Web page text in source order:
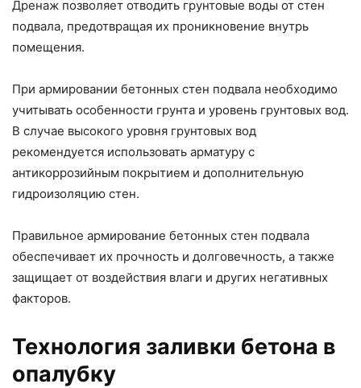
Дренаж позволяет отводить грунтовые воды от стен
подвала, предотвращая их проникновение внутрь
помещения.
При армировании бетонных стен подвала необходимо
учитывать особенности грунта и уровень грунтовых вод.
В случае высокого уровня грунтовых вод
рекомендуется использовать арматуру с
антикоррозийным покрытием и дополнительную
гидроизоляцию стен.
Правильное армирование бетонных стен подвала
обеспечивает их прочность и долговечность, а также
защищает от воздействия влаги и других негативных
факторов.
Технология заливки бетона в
опалубку